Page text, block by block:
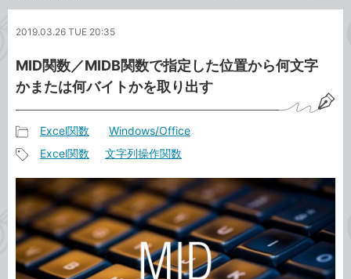
ッ
2019.03.26 TUE 20:35
MID関数／MIDB関数で指定した位置から何文字
かまたは何バイトかを取り出す
事
カ
テ
ゴ
リ
Excel関数 Windows/Office
事
タ
グ
Excel関数 文字列操作関数